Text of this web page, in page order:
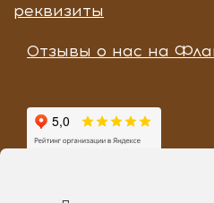
реквизиты
Отзывы о нас на